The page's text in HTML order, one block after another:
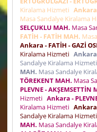
Kiralama Hizmeti Ankara
Masa Sandalye Kiralama
SELÇUKLU MAH. Masa
FATİH - FATİH MAH.
Ankara - FATİH - GAZİ
Kiralama Hizmeti Ankara
Sandalye Kiralama Hizmeti
MAH. Masa Sandalye
TÖREKENT MAH. Masa
PLEVNE - AKŞEMSETTİN
Hizmeti Ankara -
Kiralama Hizmeti Ankara
Sandalye Kiralama Hizmeti
MAH. Masa Sandalye